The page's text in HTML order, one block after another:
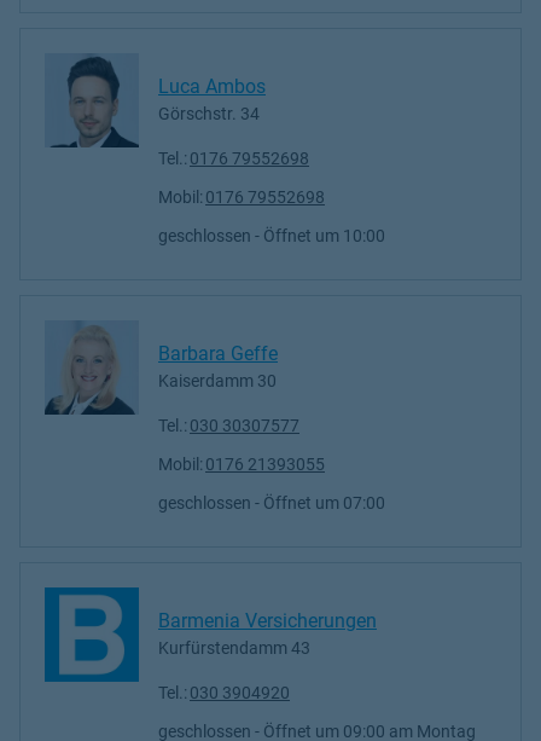
Luca Ambos
Görschstr. 34
Tel.: 0176 79552698
Mobil: 0176 79552698
geschlossen - Öffnet um 10:00
Barbara Geffe
Kaiserdamm 30
Tel.: 030 30307577
Mobil: 0176 21393055
geschlossen - Öffnet um 07:00
Barmenia Versicherungen
Kurfürstendamm 43
Tel.: 030 3904920
geschlossen - Öffnet um 09:00 Montag